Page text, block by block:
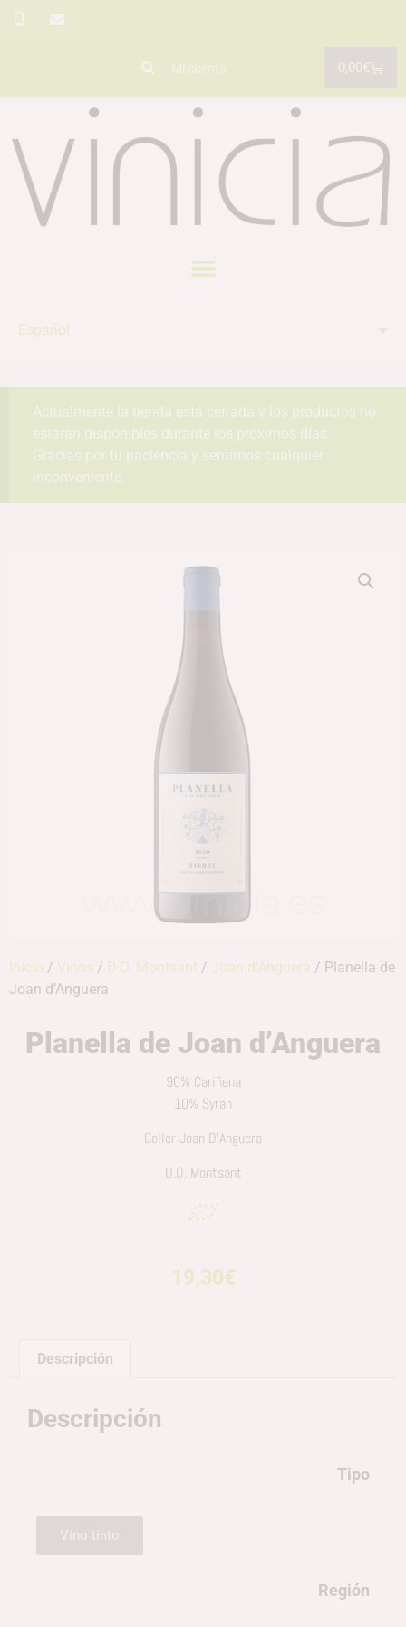
Mi cuenta
Español
Actualmente la tienda está cerrada y los productos no
estarán disponibles durante los próximos días.
Gracias por tu paciencia y sentimos cualquier
inconveniente.
Inicio / Vinos / D.O. Montsant / Joan d'Anguera / Planella de
Joan d’Anguera
Planella de Joan d’Anguera
90% Cariñena
10% Syrah
Celler Joan D’Anguera
D.O. Montsant
19,30€
Descripción
Descripción
Tipo
Vino tinto
Región